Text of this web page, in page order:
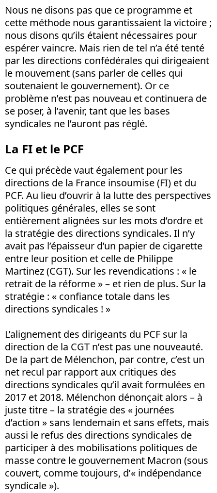
Nous ne disons pas que ce programme et
cette méthode nous garantissaient la victoire ;
nous disons qu’ils étaient nécessaires pour
espérer vaincre. Mais rien de tel n’a été tenté
par les directions confédérales qui dirigeaient
le mouvement (sans parler de celles qui
soutenaient le gouvernement). Or ce
problème n’est pas nouveau et continuera de
se poser, à l’avenir, tant que les bases
syndicales ne l’auront pas réglé.
La FI et le PCF
Ce qui précède vaut également pour les
directions de la France insoumise (FI) et du
PCF. Au lieu d’ouvrir à la lutte des perspectives
politiques générales, elles se sont
entièrement alignées sur les mots d’ordre et
la stratégie des directions syndicales. Il n’y
avait pas l’épaisseur d’un papier de cigarette
entre leur position et celle de Philippe
Martinez (CGT). Sur les revendications : « le
retrait de la réforme » – et rien de plus. Sur la
stratégie : « confiance totale dans les
directions syndicales ! »
L’alignement des dirigeants du PCF sur la
direction de la CGT n’est pas une nouveauté.
De la part de Mélenchon, par contre, c’est un
net recul par rapport aux critiques des
directions syndicales qu’il avait formulées en
2017 et 2018. Mélenchon dénonçait alors – à
juste titre – la stratégie des « journées
d’action » sans lendemain et sans effets, mais
aussi le refus des directions syndicales de
participer à des mobilisations politiques de
masse contre le gouvernement Macron (sous
couvert, comme toujours, d’« indépendance
syndicale »).